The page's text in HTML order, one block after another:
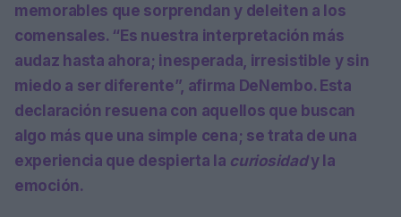
memorables que sorprendan y deleiten a los
comensales. “Es nuestra interpretación más
audaz hasta ahora; inesperada, irresistible y sin
miedo a ser diferente”, afirma DeNembo. Esta
declaración resuena con aquellos que buscan
algo más que una simple cena; se trata de una
experiencia que despierta la curiosidady la
emoción.